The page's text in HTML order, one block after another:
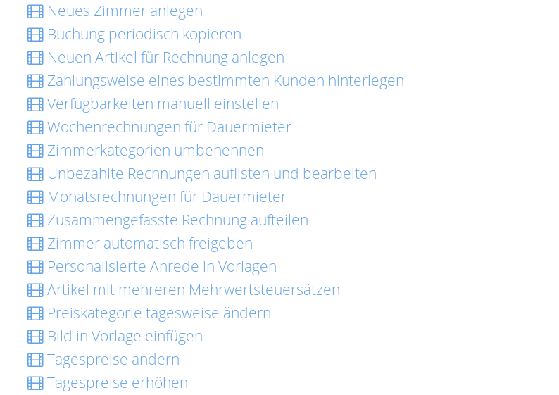
Neues Zimmer anlegen
Buchung periodisch kopieren
Neuen Artikel für Rechnung anlegen
Zahlungsweise eines bestimmten Kunden hinterlegen
Verfügbarkeiten manuell einstellen
Wochenrechnungen für Dauermieter
Zimmerkategorien umbenennen
Unbezahlte Rechnungen auflisten und bearbeiten
Monatsrechnungen für Dauermieter
Zusammengefasste Rechnung aufteilen
Zimmer automatisch freigeben
Personalisierte Anrede in Vorlagen
Artikel mit mehreren Mehrwertsteuersätzen
Preiskategorie tagesweise ändern
Bild in Vorlage einfügen
Tagespreise ändern
Tagespreise erhöhen